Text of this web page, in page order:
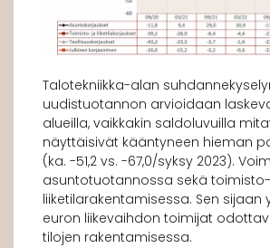
Talotekniikka-alan
uudistuotannon arvioidaan
alueilla, vaikkakin saldoluvuilla
näyttäisivät kääntyneen hieman
(ka. -51,2 vs. -67,0/syksy 2023).
asuntotuotannossa sekä
liiketilarakentamisessa. Sen sijaan
euron liikevaihdon toimijat
tilojen rakentamisessa.